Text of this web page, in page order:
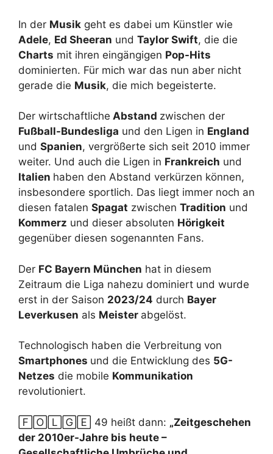
In der Musik geht es dabei um Künstler wie
Adele, Ed Sheeran und Taylor Swift, die die
Charts mit ihren eingängigen Pop-Hits
dominierten. Für mich war das nun aber nicht
gerade die Musik, die mich begeisterte.
Der wirtschaftliche Abstand zwischen der
Fußball-Bundesliga und den Ligen in England
und Spanien, vergrößerte sich seit 2010 immer
weiter. Und auch die Ligen in Frankreich und
Italien haben den Abstand verkürzen können,
insbesondere sportlich. Das liegt immer noch an
diesen fatalen Spagat zwischen Tradition und
Kommerz und dieser absoluten Hörigkeit
gegenüber diesen sogenannten Fans.
Der FC Bayern München hat in diesem
Zeitraum die Liga nahezu dominiert und wurde
erst in der Saison 2023/24 durch Bayer
Leverkusen als Meister abgelöst.
Technologisch haben die Verbreitung von
Smartphones und die Entwicklung des 5G-
Netzes die mobile Kommunikation
revolutioniert.
🄵🄾🄻🄶🄴 49 heißt dann: „Zeitgeschehen
der 2010er-Jahre bis heute –